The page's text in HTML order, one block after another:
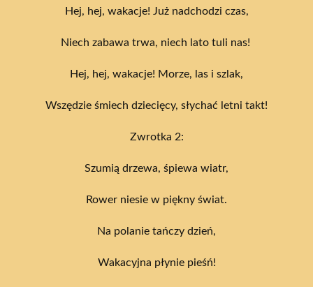
Hej, hej, wakacje! Już nadchodzi czas,
Niech zabawa trwa, niech lato tuli nas!
Hej, hej, wakacje! Morze, las i szlak,
Wszędzie śmiech dziecięcy, słychać letni takt!
Zwrotka 2:
Szumią drzewa, śpiewa wiatr,
Rower niesie w piękny świat.
Na polanie tańczy dzień,
Wakacyjna płynie pieśń!